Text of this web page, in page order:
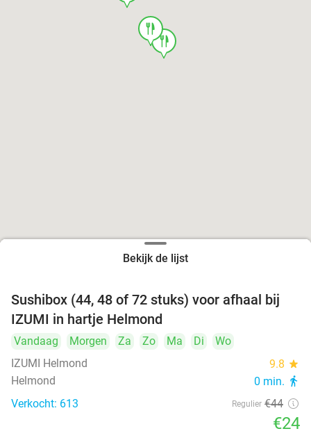
food
food
Bekijk de lijst
45%
Sushibox (44, 48 of 72 stuks) voor afhaal bij
IZUMI in hartje Helmond
Vandaag Morgen Za Zo Ma Di
Wo
IZUMI Helmond
9.8 star
Helmond 0 min. directions_walk
Verkocht: 613 Regulier €44
€24